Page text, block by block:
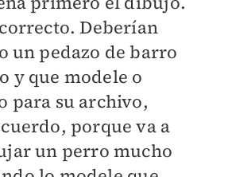
Deberían
un pedazo de barro
y que modele o
para su archivo,
porque va a
un perro mucho